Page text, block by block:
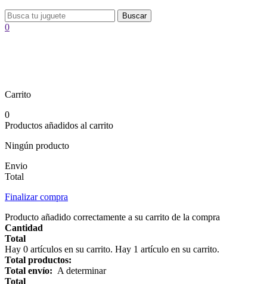
Buscar
0
Carrito
0
Productos añadidos al carrito
Ningún producto
Envio
Total
Finalizar compra
Producto añadido correctamente a su carrito de la compra
Cantidad
Total
Hay 0 artículos en su carrito. Hay 1 artículo en su carrito.
Total productos:
Total envío: A determinar
Total